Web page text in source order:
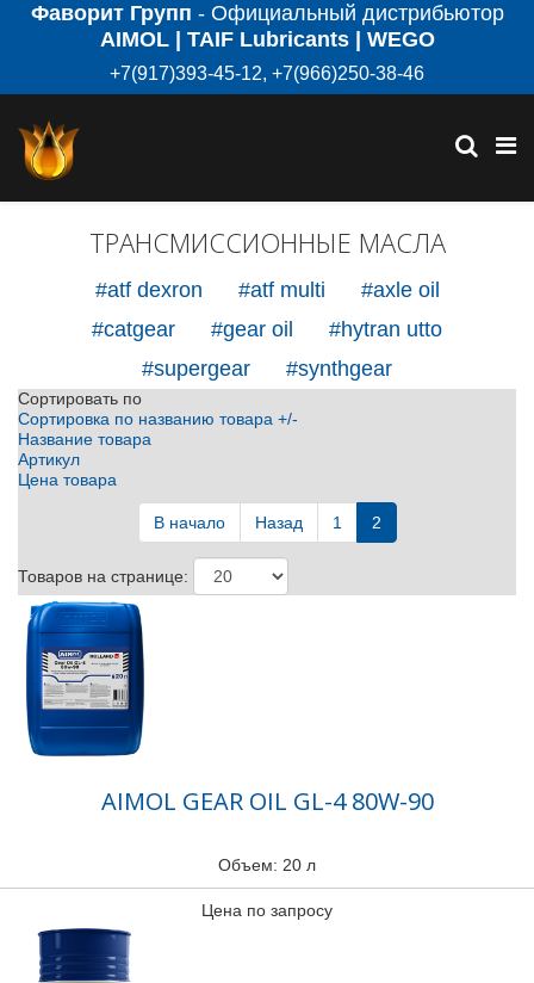
Фаворит Групп - Официальный дистрибьютор
AIMOL | TAIF Lubricants | WEGO
+7(917)393-45-12, +7(966)250-38-46
ТРАНСМИССИОННЫЕ МАСЛА
#atf dexron #atf multi
#axle oil
#catgear
#gear oil
#hytran utto
#supergear
#synthgear
Сортировать по
Сортировка по названию товара +/-
Название товара
Артикул
Цена товара
В начало Назад 1 2
Товаров на странице:
AIMOL GEAR OIL GL-4 80W-90
Объем: 20 л
Цена по запросу